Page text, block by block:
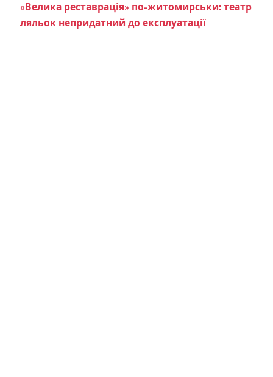
«Велика реставрація» по-житомирськи: театр
ляльок непридатний до експлуатації